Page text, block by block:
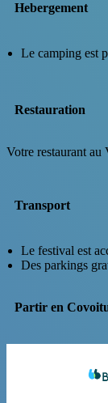
Hebergement
Le camping est
Restauration
Votre restaurant au
Transport
Le festival est
Des parkings
Partir en